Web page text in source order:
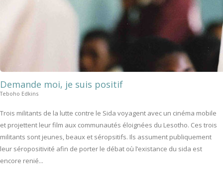
Demande moi, je suis positif
Teboho Edkins
Trois militants de la lutte contre le Sida voyagent avec un cinéma mobile
et projettent leur film aux communautés éloignées du Lesotho. Ces trois
militants sont jeunes, beaux et séropsitifs. Ils assument publiquement
leur séropositivité afin de porter le débat où l’existance du sida est
encore renié...